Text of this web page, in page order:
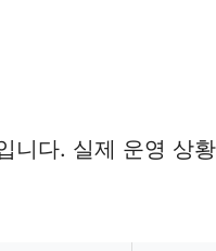
다. 실제 운영 상